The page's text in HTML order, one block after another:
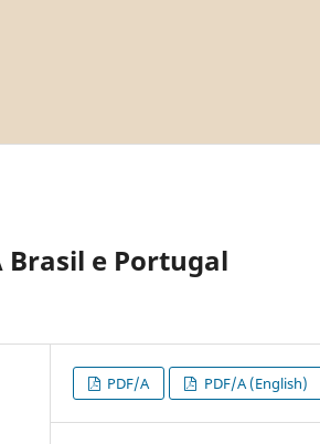
Brasil e Portugal
PDF/A PDF/A (English)